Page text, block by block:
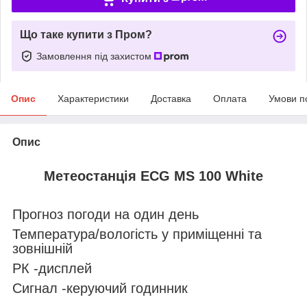
Що таке купити з Пром?
Замовлення під захистом
Опис Характеристики Доставка Оплата Умови
Опис
Метеостанція ECG MS 100 White
Прогноз погоди на один день
Температура/вологість у приміщенні та
зовнішній
РК -дисплей
Сигнал -керуючий годинник